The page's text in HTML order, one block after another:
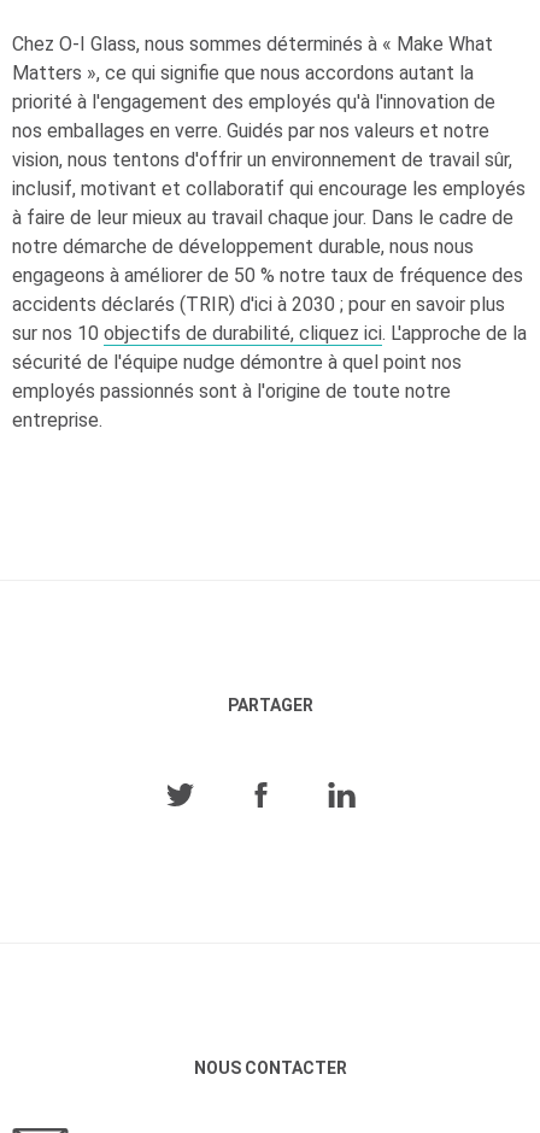
Chez O-I Glass, nous sommes déterminés à « Make What
Matters », ce qui signifie que nous accordons autant la
priorité à l'engagement des employés qu'à l'innovation de
nos emballages en verre. Guidés par nos valeurs et notre
vision, nous tentons d'offrir un environnement de travail sûr,
inclusif, motivant et collaboratif qui encourage les employés
à faire de leur mieux au travail chaque jour. Dans le cadre de
notre démarche de développement durable, nous nous
engageons à améliorer de 50 % notre taux de fréquence des
accidents déclarés (TRIR) d'ici à 2030 ; pour en savoir plus
sur nos 10 objectifs de durabilité, cliquez ici. L'approche de la
sécurité de l'équipe nudge démontre à quel point nos
employés passionnés sont à l'origine de toute notre
entreprise.
PARTAGER
NOUS CONTACTER